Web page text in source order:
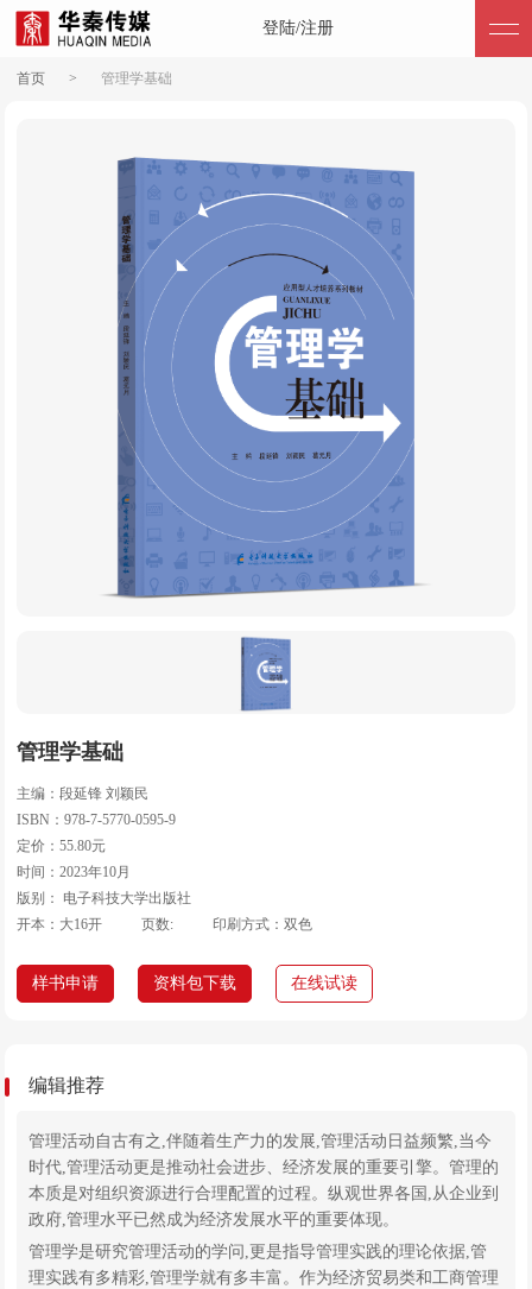
登陆/注册
首页 > 管理学基础
管理学基础
主编：段延锋 刘颖民
ISBN：978-7-5770-0595-9
定价：55.80元
时间：2023年10月
版别： 电子科技大学出版社
开本：大16开
页数: 印刷方式：双色
样书申请 资料包下载 在线试读
编辑推荐
管理活动自古有之,伴随着生产力的发展,管理活动日益频繁,当今
时代,管理活动更是推动社会进步、经济发展的重要引擎。管理的
本质是对组织资源进行合理配置的过程。纵观世界各国,从企业到
政府,管理水平已然成为经济发展水平的重要体现。
管理学是研究管理活动的学问,更是指导管理实践的理论依据,管
理实践有多精彩,管理学就有多丰富。作为经济贸易类和工商管理